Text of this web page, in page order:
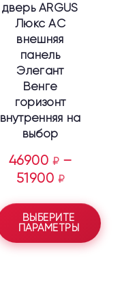
дверь ARGUS
Люкс АС
внешняя
панель
Элегант
Венге
горизонт
внутренняя на
выбор
46900 ₽ –
51900 ₽
ВЫБЕРИТЕ
ПАРАМЕТРЫ
странице
товара.